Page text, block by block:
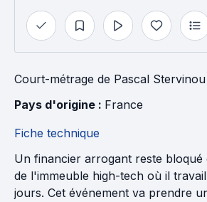
Court-métrage de Pascal Stervinou
Pays d'origine : France
Fiche technique
Un financier arrogant reste bloqué
de l'immeuble high-tech où il
jours. Cet événement va prendre